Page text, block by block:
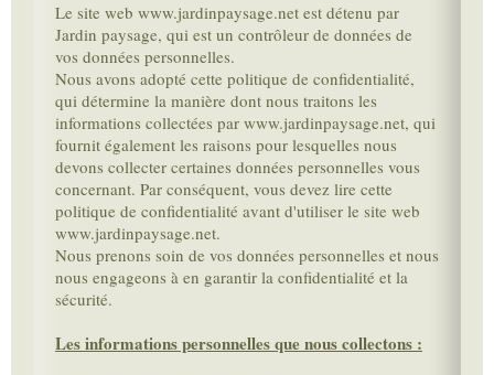
Le site web www.jardinpaysage.net est détenu par
Jardin paysage, qui est un contrôleur de données de
vos données personnelles.
Nous avons adopté cette politique de confidentialité,
qui détermine la manière dont nous traitons les
informations collectées par www.jardinpaysage.net, qui
fournit également les raisons pour lesquelles nous
devons collecter certaines données personnelles vous
concernant. Par conséquent, vous devez lire cette
politique de confidentialité avant d'utiliser le site web
www.jardinpaysage.net.
Nous prenons soin de vos données personnelles et nous
nous engageons à en garantir la confidentialité et la
sécurité.
Les informations personnelles que nous collectons :